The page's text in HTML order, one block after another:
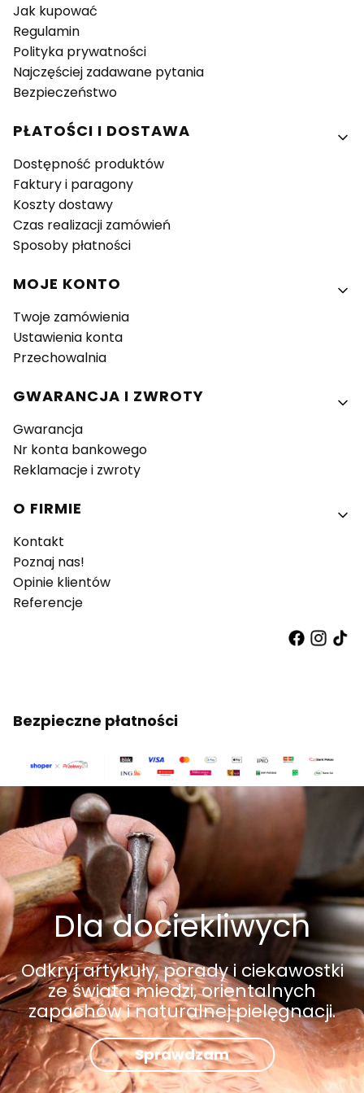
Jak kupować
Regulamin
Polityka prywatności
Najczęściej zadawane pytania
Bezpieczeństwo
PŁATOŚCI I DOSTAWA
Dostępność produktów
Faktury i paragony
Koszty dostawy
Czas realizacji zamówień
Sposoby płatności
MOJE KONTO
Twoje zamówienia
Ustawienia konta
Przechowalnia
GWARANCJA I ZWROTY
Gwarancja
Nr konta bankowego
Reklamacje i zwroty
O FIRMIE
Kontakt
Poznaj nas!
Opinie klientów
Referencje
Bezpieczne płatności
Dla dociekliwych
Odkryj artykuły, porady i ciekawostki
ze świata miedzi, orientalnych
zapachów i naturalnej pielęgnacji.
Sprawdzam